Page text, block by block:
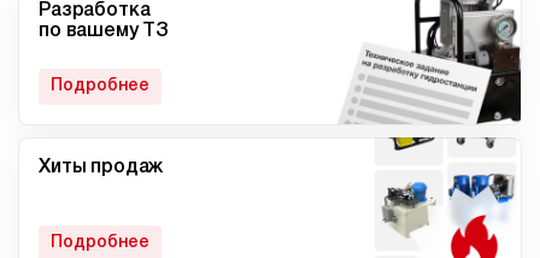
Гидростанции для токарного
Мини гидростанции
Компактные гидростанции
Разработка
по вашему ТЗ
Подробнее
Хиты продаж
Подробнее